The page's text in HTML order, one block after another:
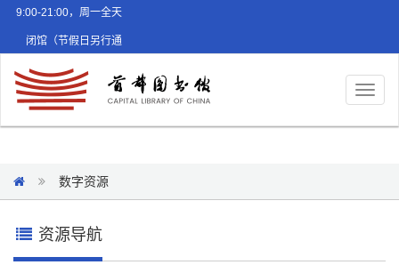
9:00-21:00，周一全天
闭馆（节假日另行通
数字资源
资源导航